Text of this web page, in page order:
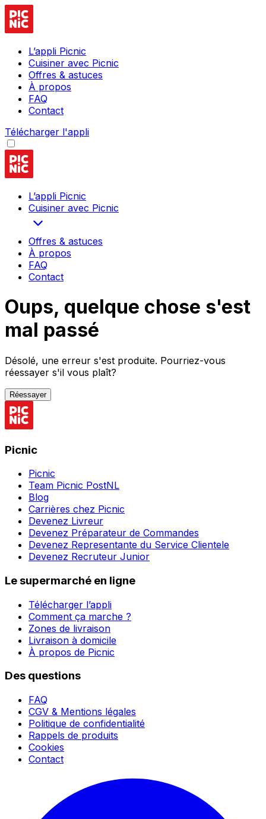
L’appli Picnic
Cuisiner avec Picnic
Offres & astuces
À propos
FAQ
Contact
Télécharger l'appli
L’appli Picnic
Cuisiner avec Picnic
Offres & astuces
À propos
FAQ
Contact
Oups, quelque chose s'est
mal passé
Désolé, une erreur s'est produite. Pourriez-vous
réessayer s'il vous plaît?
Réessayer
Picnic
Picnic
Team Picnic PostNL
Blog
Carrières chez Picnic
Devenez Livreur
Devenez Préparateur de Commandes
Devenez Representante du Service Clientele
Devenez Recruteur Junior
Le supermarché en ligne
Télécharger l’appli
Comment ça marche ?
Zones de livraison
Livraison à domicile
À propos de Picnic
Des questions
FAQ
CGV & Mentions légales
Politique de confidentialité
Rappels de produits
Cookies
Contact